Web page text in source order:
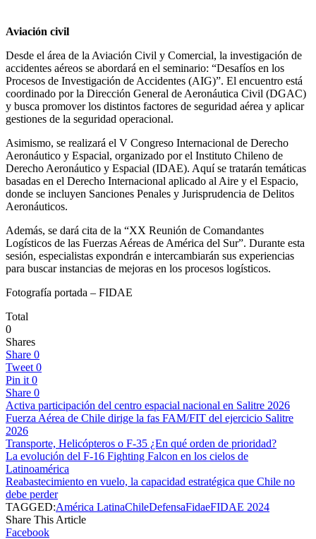
Aviación civil
Desde el área de la Aviación Civil y Comercial, la investigación de
accidentes aéreos se abordará en el seminario: “Desafíos en los
Procesos de Investigación de Accidentes (AIG)”. El encuentro está
coordinado por la Dirección General de Aeronáutica Civil (DGAC)
y busca promover los distintos factores de seguridad aérea y aplicar
gestiones de la seguridad operacional.
Asimismo, se realizará el V Congreso Internacional de Derecho
Aeronáutico y Espacial, organizado por el Instituto Chileno de
Derecho Aeronáutico y Espacial (IDAE). Aquí se tratarán temáticas
basadas en el Derecho Internacional aplicado al Aire y el Espacio,
donde se incluyen Sanciones Penales y Jurisprudencia de Delitos
Aeronáuticos.
Además, se dará cita de la “XX Reunión de Comandantes
Logísticos de las Fuerzas Aéreas de América del Sur”. Durante esta
sesión, especialistas expondrán e intercambiarán sus experiencias
para buscar instancias de mejoras en los procesos logísticos.
Fotografía portada – FIDAE
Total
0
Shares
Share 0
Tweet 0
Pin it 0
Share 0
Activa participación del centro espacial nacional en Salitre 2026
Fuerza Aérea de Chile dirige la fas FAM/FIT del ejercicio Salitre
2026
Transporte, Helicópteros o F-35 ¿En qué orden de prioridad?
La evolución del F-16 Fighting Falcon en los cielos de
Latinoamérica
Reabastecimiento en vuelo, la capacidad estratégica que Chile no
debe perder
TAGGED:América LatinaChileDefensaFidaeFIDAE 2024
Share This Article
Facebook